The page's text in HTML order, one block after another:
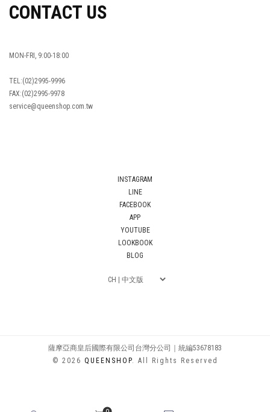
CONTACT US
MON-FRI, 9:00-18:00
TEL:(02)2995-9996
FAX:(02)2995-9978
service@queenshop.com.tw
INSTAGRAM
LINE
FACEBOOK
APP
YOUTUBE
LOOKBOOK
BLOG
薩摩亞商皇后國際有限公司台灣分公司｜統編53678183
© 2026 QUEENSHOP. All Rights Reserved